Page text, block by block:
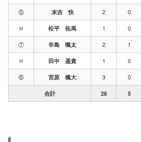
⑤
末吉 快 2 0
Ｈ
松平 拓馬 1 0
⑦
辛島 颯太 2 1
Ｈ
田中 遥貴 1 0
⑥
宮原 楓大 3 0
合計 28 5